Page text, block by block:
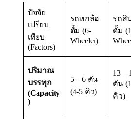
ปัจจัย
เปรียบ
เทียบ
(Factors)
รถหกล้อ
ดั้ม (6-
Wheeler)
รถสิ
ดั้ม
ปริมาณ
บรรทุก
(Capacity
)
5 – 6 ตัน
(4-5 คิว)
13 –
ตัน
คิว)